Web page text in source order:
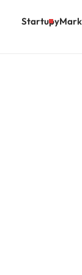
Startupy